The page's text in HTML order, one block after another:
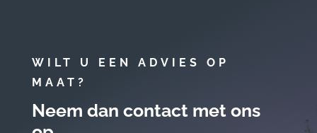
WILT U EEN ADVIES OP
MAAT?
Neem dan contact met ons